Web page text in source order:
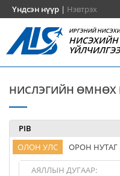
Үндсэн нүүр | Нэвтрэх
ИРГЭНИЙ
НИСЛЭГИЙН
PIB
ОЛОН УЛС
ОРОН НУТАГ
АЯЛЛЫН ДУГААР: